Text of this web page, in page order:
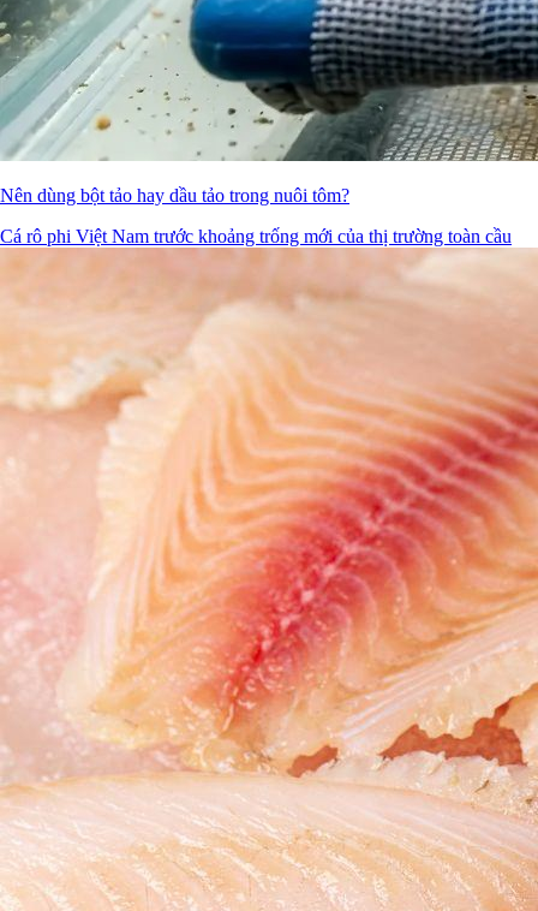
Nên dùng bột tảo hay dầu tảo trong nuôi tôm?
Cá rô phi Việt Nam trước khoảng trống mới của thị trường toàn cầu